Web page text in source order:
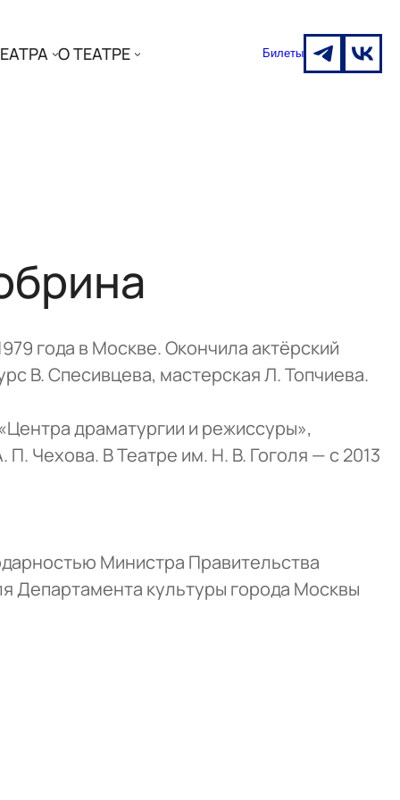
О ТЕАТРЕ Билеты
года в Москве. Окончила актёрский
В. Спесивцева, мастерская Л. Топчиева.
драматургии и режиссуры»,
Чехова. В Театре им. Н. В. Гоголя — с 2013
Министра Правительства
Департамента культуры города Москвы